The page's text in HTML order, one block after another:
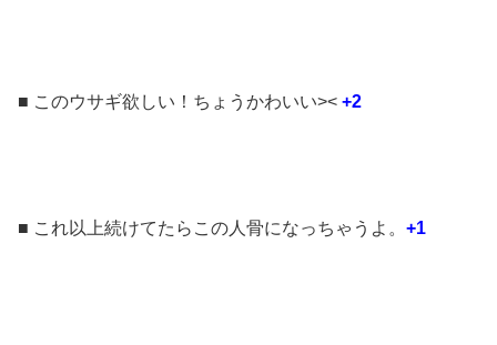
■ このウサギ欲しい！ちょうかわいい>< +2
■ これ以上続けてたらこの人骨になっちゃうよ。 +1